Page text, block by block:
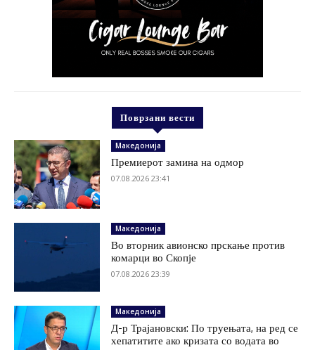
Поврзани вести
Македонија
Премиерот замина на одмор
07.08.2026 23:41
Македонија
Во вторник авионско прскање против
комарци во Скопје
07.08.2026 23:39
Македонија
Д-р Трајановски: По труењата, на ред се
хепатитите ако кризата со водата во